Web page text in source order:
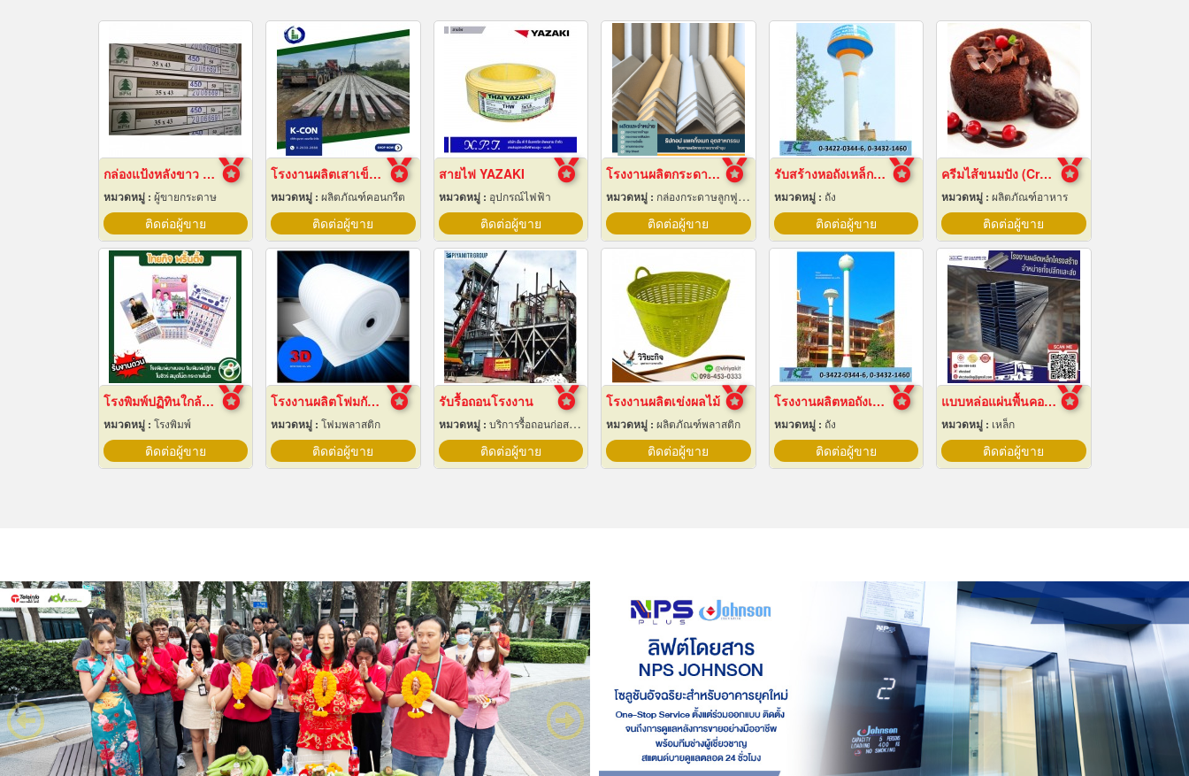
กล่องแป้งหลังขาว บางเลนเกรดA(BL-Aหลังขาว)
หมวดหมู่ : ผู้ขายกระดาษ
ติดต่อผู้ขาย
โรงงานผลิตเสาเข็ม สมุทรปราการ
หมวดหมู่ : ผลิตภัณฑ์คอนกรีต
ติดต่อผู้ขาย
สายไฟ YAZAKI
หมวดหมู่ : อุปกรณ์ไฟฟ้า
ติดต่อผู้ขาย
โรงงานผลิตกระดาษฉากเข้ามุม
หมวดหมู่ : กล่องกระดาษลูกฟูกและไฟเบอร์
ติดต่อผู้ขาย
รับสร้างหอถังเหล็กเก็บน้ำ
หมวดหมู่ : ถัง
ติดต่อผู้ขาย
ครีมไส้ขนมปัง (Cream fillings for bread)
หมวดหมู่ : ผลิตภัณฑ์อาหาร
ติดต่อผู้ขาย
โรงพิมพ์ปฏิทินใกล้ฉัน
หมวดหมู่ : โรงพิมพ์
ติดต่อผู้ขาย
โรงงานผลิตโฟมกันกระแทก
หมวดหมู่ : โฟมพลาสติก
ติดต่อผู้ขาย
รับรื้อถอนโรงงาน
หมวดหมู่ : บริการรื้อถอนก่อสร้าง
ติดต่อผู้ขาย
โรงงานผลิตเข่งผลไม้
หมวดหมู่ : ผลิตภัณฑ์พลาสติก
ติดต่อผู้ขาย
โรงงานผลิตหอถังเหล็กเก็บน้ำ
หมวดหมู่ : ถัง
ติดต่อผู้ขาย
แบบหล่อแผ่นพื้นคอนกรีต
หมวดหมู่ : เหล็ก
ติดต่อผู้ขาย